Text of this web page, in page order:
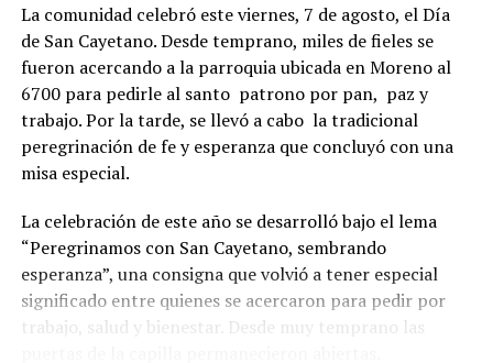
La comunidad celebró este viernes, 7 de agosto, el Día
de San Cayetano. Desde temprano, miles de fieles se
fueron acercando a la parroquia ubicada en Moreno al
6700 para pedirle al santo patrono por pan, paz y
trabajo. Por la tarde, se llevó a cabo la tradicional
peregrinación de fe y esperanza que concluyó con una
misa especial.
La celebración de este año se desarrolló bajo el lema
“Peregrinamos con San Cayetano, sembrando
esperanza”, una consigna que volvió a tener especial
significado entre quienes se acercaron para pedir por
trabajo, salud y bienestar. Desde muy temprano las